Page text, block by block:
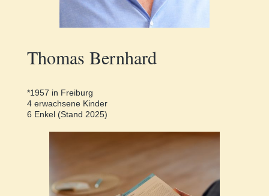
Thomas Bernhard
*1957 in Freiburg
4 erwachsene Kinder
6 Enkel (Stand 2025)